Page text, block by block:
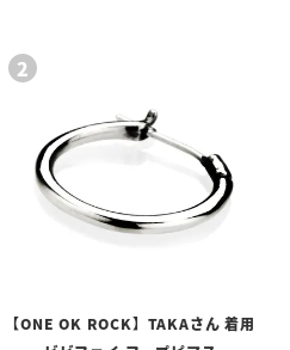
【ONE OK ROCK】TAKAさん 着用